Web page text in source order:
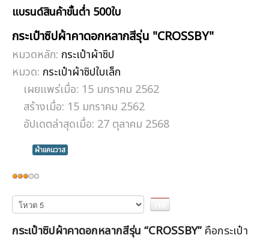
แบรนด์สินค้าขั้นต่ำ 500ใบ
กระเป๋าซิปผ้าคาดอกหลากสีรุ่น "CROSSBY"
หมวดหลัก: กระเป๋าผ้าซิป
หมวด: กระเป๋าผ้าซิปใบเล็ก
เผยแพร่เมื่อ: 15 มกราคม 2562
สร้างเมื่อ: 15 มกราคม 2562
อัปเดตล่าสุดเมื่อ: 27 ตุลาคม 2568
ผ้าแคนวาส
ให้
เรต
สมาชิก:3/5
กรุณา
ให้
คะแนน
กระเป๋าซิปผ้าคาดอกหลากสีรุ่น “CROSSBY” คือกระเป๋า